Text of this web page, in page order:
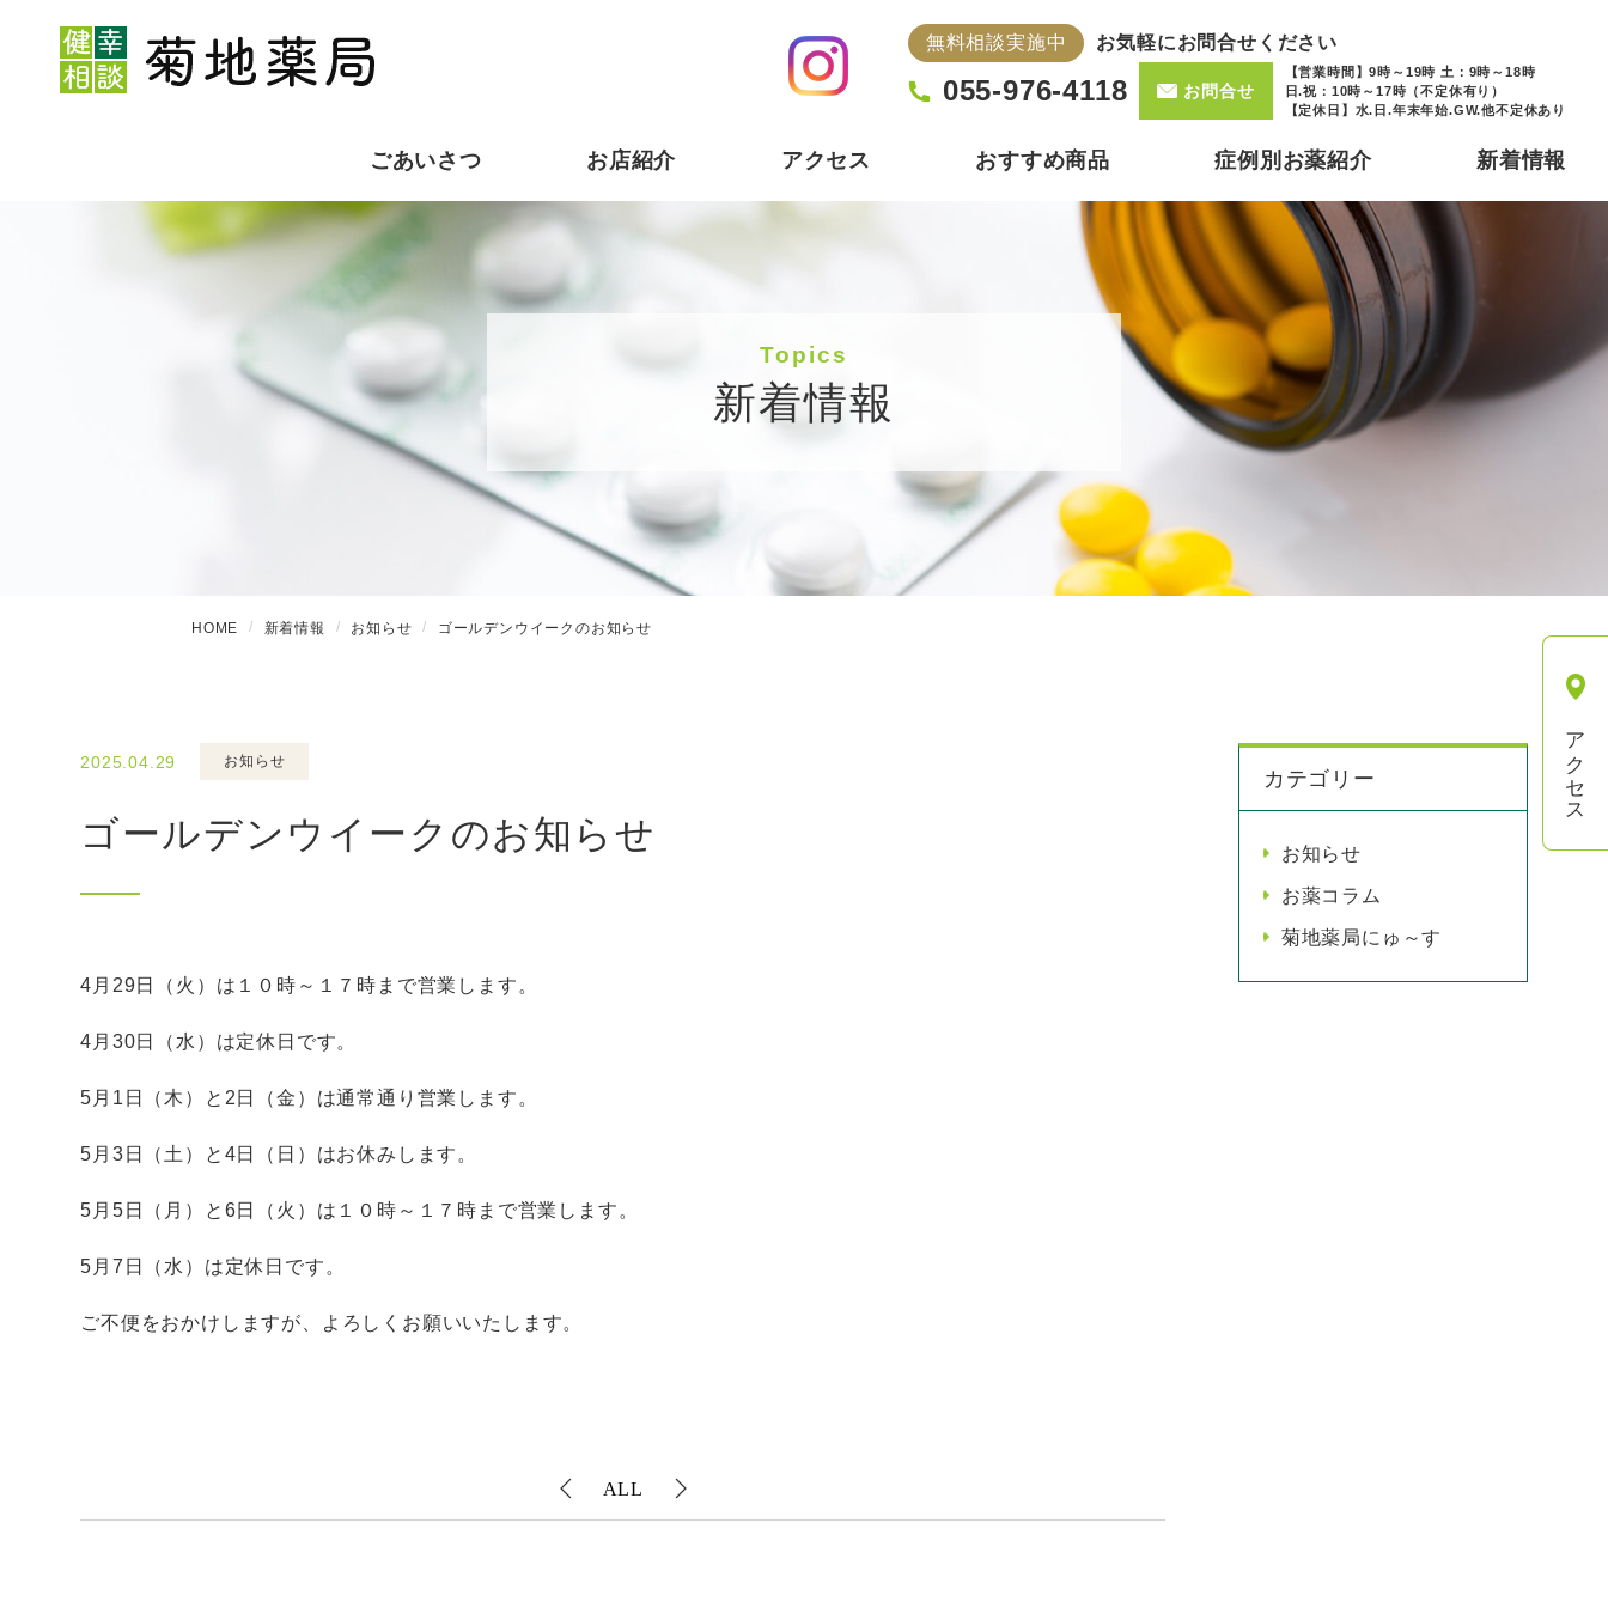
無料相談実施中 お気軽にお問合せください
055-976-4118 お問合せ
【営業時間】9時～19時 土：9時～18時
日.祝：10時～17時（不定休有り）
【定休日】水.日.年末年始.GW.他不定休あり
ごあいさつ お店紹介 アクセス おすすめ商品 症例別お薬紹介 新着情報
アクセス
Topics
新着情報
HOME 新着情報 お知らせ ゴールデンウイークのお知らせ
2025.04.29 お知らせ
ゴールデンウイークのお知らせ
4月29日（火）は１０時～１７時まで営業します。
4月30日（水）は定休日です。
5月1日（木）と2日（金）は通常通り営業します。
5月3日（土）と4日（日）はお休みします。
5月5日（月）と6日（火）は１０時～１７時まで営業します。
5月7日（水）は定休日です。
ご不便をおかけしますが、よろしくお願いいたします。
ALL
カテゴリー
お知らせ
お薬コラム
菊地薬局にゅ～す